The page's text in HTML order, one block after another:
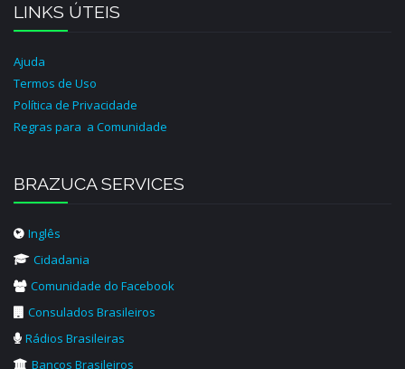
LINKS ÚTEIS
Ajuda
Termos de Uso
Política de Privacidade
Regras para a Comunidade
BRAZUCA SERVICES
Inglês
Cidadania
Comunidade do Facebook
Consulados Brasileiros
Rádios Brasileiras
Bancos Brasileiros